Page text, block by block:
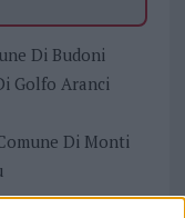
Di Budoni
Golfo Aranci
Di Monti